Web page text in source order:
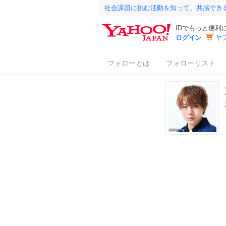
社会課題に挑む活動を知って、共感でき
IDでもっと便利
ログイン
ヤ
フォローとは フォローリスト